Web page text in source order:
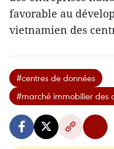
favorable au
vietnamien des
#centres de données
#marché immobilier des